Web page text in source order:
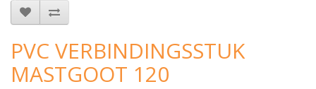
PVC VERBINDINGSSTUK
MASTGOOT 120